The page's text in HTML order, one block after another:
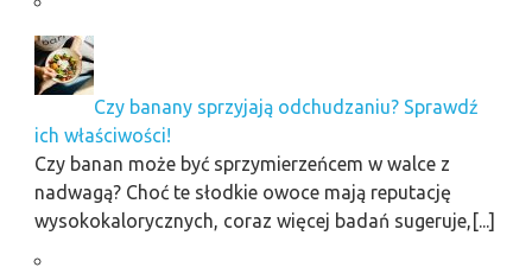
Czy banany sprzyjają odchudzaniu? Sprawdź
ich właściwości!
Czy banan może być sprzymierzeńcem w walce z
nadwagą? Choć te słodkie owoce mają reputację
wysokokalorycznych, coraz więcej badań sugeruje,[...]